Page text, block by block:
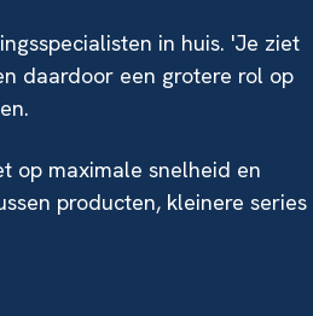
in huis. 'Je ziet
daardoor een grotere rol op
op maximale snelheid en
producten, kleinere series